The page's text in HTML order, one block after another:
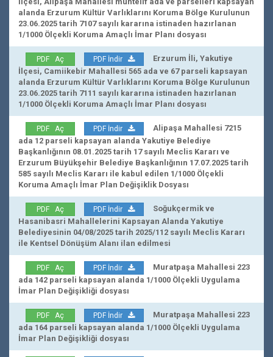
alanda Erzurum Kültür Varlıklarını Koruma Bölge Kurulunun
23.06.2025 tarih 7107 sayılı kararına istinaden hazırlanan
1/1000 Ölçekli Koruma Amaçlı İmar Planı dosyası
PDF Aç PDF İndir
Erzurum İli, Yakutiye
İlçesi, Camiikebir Mahallesi 565 ada ve 67 parseli kapsayan
alanda Erzurum Kültür Varlıklarını Koruma Bölge Kurulunun
23.06.2025 tarih 7111 sayılı kararına istinaden hazırlanan
1/1000 Ölçekli Koruma Amaçlı İmar Planı dosyası
PDF Aç PDF İndir
Alipaşa Mahallesi 7215
ada 12 parseli kapsayan alanda Yakutiye Belediye
Başkanlığının 08.01.2025 tarih 17 sayılı Meclis Kararı ve
Erzurum Büyükşehir Belediye Başkanlığının 17.07.2025 tarih
585 sayılı Meclis Kararı ile kabul edilen 1/1000 Ölçekli
Koruma Amaçlı İmar Plan Değişiklik Dosyası
PDF Aç PDF İndir
Soğukçermik ve
Hasanibasri Mahallelerini Kapsayan Alanda Yakutiye
Belediyesinin 04/08/2025 tarih 2025/112 sayılı Meclis Kararı
ile Kentsel Dönüşüm Alanı ilan edilmesi
PDF Aç PDF İndir
Muratpaşa Mahallesi 223
ada 142 parseli kapsayan alanda 1/1000 Ölçekli Uygulama
İmar Plan Değişikliği dosyası
PDF Aç PDF İndir
Muratpaşa Mahallesi 223
ada 164 parseli kapsayan alanda 1/1000 Ölçekli Uygulama
İmar Plan Değişikliği dosyası